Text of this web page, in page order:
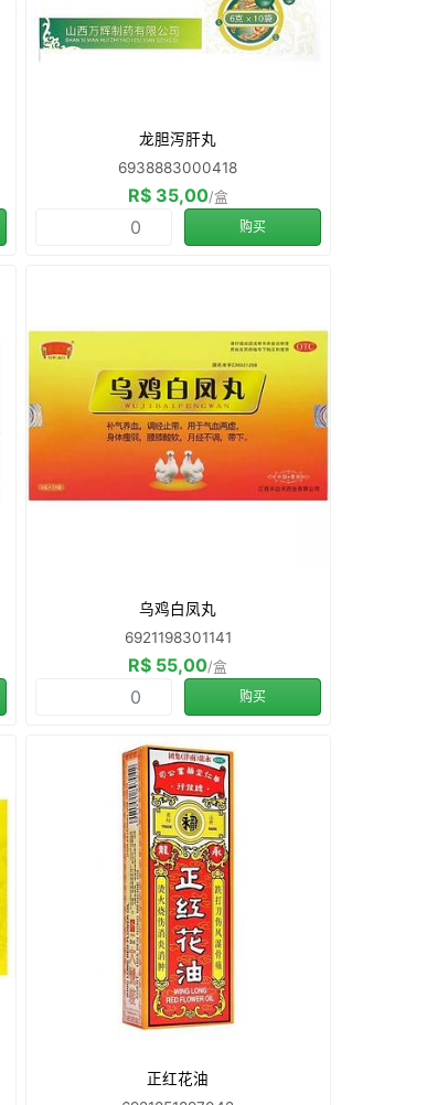
龙胆泻肝丸
6938883000418
R$ 35,00/盒
购买
乌鸡白凤丸
6921198301141
R$ 55,00/盒
购买
正红花油